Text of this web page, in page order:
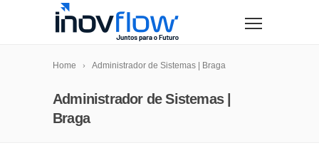
Home Administrador de Sistemas | Braga
Administrador de Sistemas |
Braga